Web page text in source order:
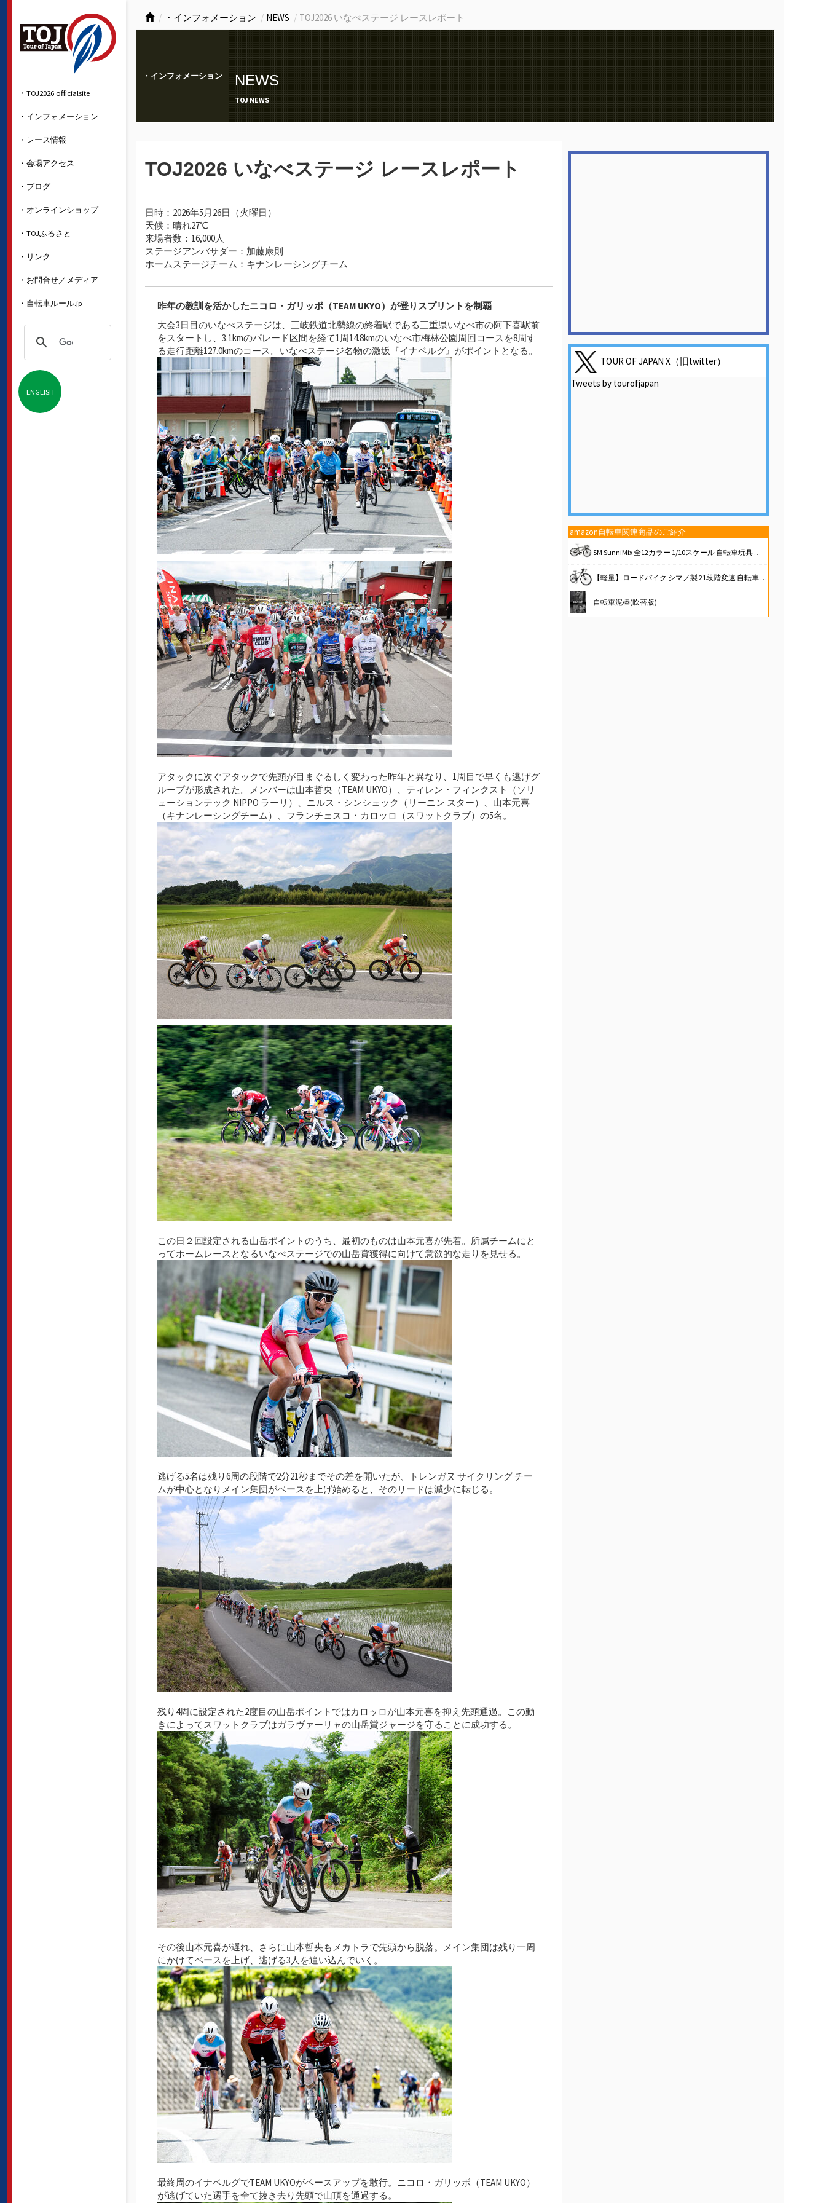
・TOJ2026 officialsite
・インフォメーション
・レース情報
・会場アクセス
・ブログ
・オンラインショップ
・TOJふるさと
・リンク
・お問合せ／メディア
・自転車ルール.jp
ENGLISH
・インフォメーション NEWS TOJ2026 いなべステージ レースレポート
・インフォメーション NEWS
TOJ NEWS
TOJ2026 いなべステージ レースレポート
⽇時：2026年5⽉26⽇（火曜⽇）
天候：晴れ27℃
来場者数：16,000人
ステージアンバサダー：加藤康則
ホームステージチーム：キナンレーシングチーム
昨年の教訓を活かしたニコロ・ガリッボ（TEAM UKYO）が登りスプリントを制覇
大会3日目のいなべステージは、三岐鉄道北勢線の終着駅である三重県いなべ市の阿下喜駅前
をスタートし、3.1kmのパレード区間を経て1周14.8kmのいなべ市梅林公園周回コースを8周す
る走行距離127.0kmのコース。いなべステージ名物の激坂『イナベルグ』がポイントとなる。
アタックに次ぐアタックで先頭が目まぐるしく変わった昨年と異なり、1周目で早くも逃げグ
ループが形成された。メンバーは山本哲央（TEAM UKYO）、ティレン・フィンクスト（ソリ
ューションテック NIPPO ラーリ）、ニルス・シンシェック（リーニン スター）、山本元喜
（キナンレーシングチーム）、フランチェスコ・カロッロ（スワットクラブ）の5名。
この日２回設定される山岳ポイントのうち、最初のものは山本元喜が先着。所属チームにと
ってホームレースとなるいなべステージでの山岳賞獲得に向けて意欲的な走りを見せる。
逃げる5名は残り6周の段階で2分21秒までその差を開いたが、トレンガヌ サイクリング チー
ムが中心となりメイン集団がペースを上げ始めると、そのリードは減少に転じる。
残り4周に設定された2度目の山岳ポイントではカロッロが山本元喜を抑え先頭通過。この動
きによってスワットクラブはガラヴァーリャの山岳賞ジャージを守ることに成功する。
その後山本元喜が遅れ、さらに山本哲央もメカトラで先頭から脱落。メイン集団は残り一周
にかけてペースを上げ、逃げる3人を追い込んでいく。
最終周のイナベルグでTEAM UKYOがペースアップを敢行。ニコロ・ガリッボ（TEAM UKYO）
が逃げていた選手を全て抜き去り先頭で山頂を通過する。
TOUR OF JAPAN X（旧twitter）
Tweets by tourofjapan
amazon自転車関連商品のご紹介
SM SunniMix 全12カラー 1/10スケール 自転車玩具 ダイキャストバイクモデル, 黒#1
【軽量】ロードバイク シマノ製 21段階変速 自転車 700C 700×28c XR-009 シマノ ディスクブレーキ 通勤 通学 【日本企業】 (ブラック)
自転車泥棒(吹替版)